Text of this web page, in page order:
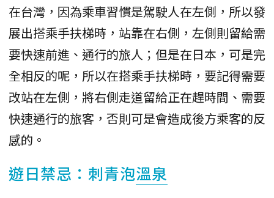
在台灣，因為乘車習慣是駕駛人在左側，所以發
展出搭乘手扶梯時，站靠在右側，左側則留給需
要快速前進、通行的旅人；但是在日本，可是完
全相反的呢，所以在搭乘手扶梯時，要記得需要
改站在左側，將右側走道留給正在趕時間、需要
快速通行的旅客，否則可是會造成後方乘客的反
感的。
遊日禁忌：刺青泡溫泉